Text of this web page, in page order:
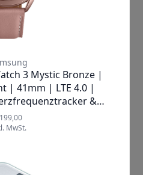
. Ihre Personenangaben
mit den geltenden
entsprechend den
content/legal/terms/0/d
bzw. vom